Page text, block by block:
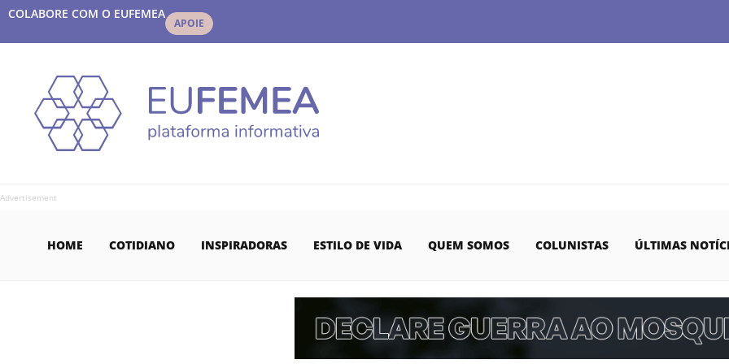
COLABORE COM O EUFEMEA
APOIE
Advertisement
HOME COTIDIANO INSPIRADORAS ESTILO DE VIDA QUEM SOMOS COLUNISTAS ÚLTIMAS